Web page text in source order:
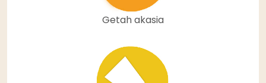
Getah akasia